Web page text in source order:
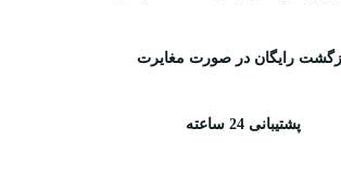
رایگان در صورت مغایرت
پشتیبانی 24 ساعته